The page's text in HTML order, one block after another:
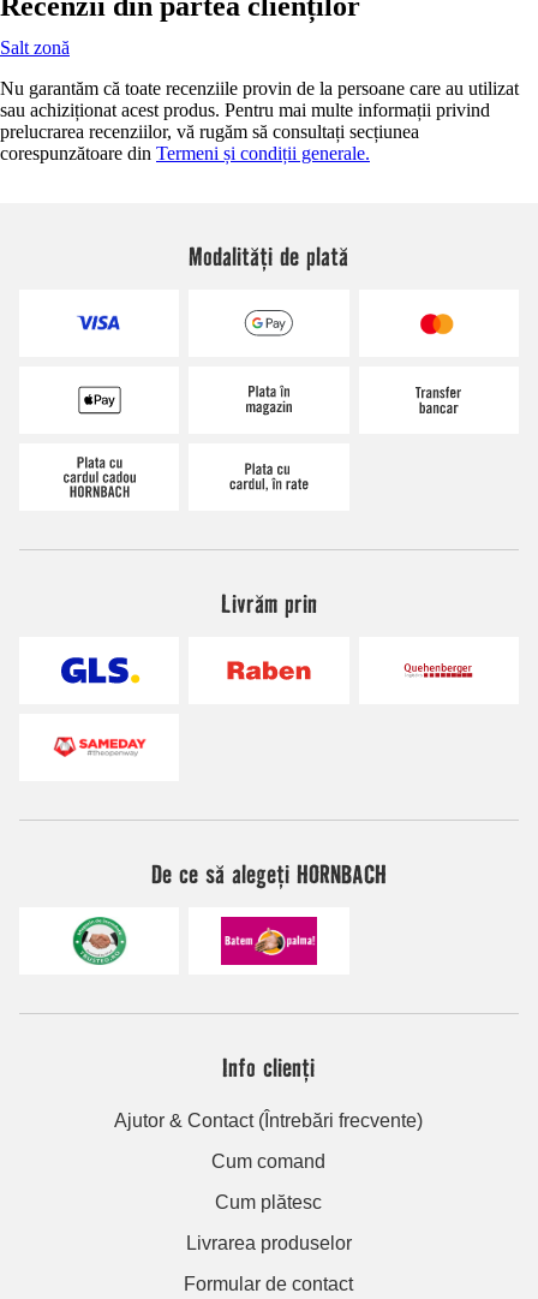
Salt zonă
Nu garantăm că toate recenziile provin de la persoane care au utilizat
sau achiziționat acest produs. Pentru mai multe informații privind
prelucrarea recenziilor, vă rugăm să consultați secțiunea
corespunzătoare din Termeni și condiții generale.
Modalități de plată
Livrăm prin
De ce să alegeți HORNBACH
Info clienți
Ajutor & Contact (Întrebări frecvente)
Cum comand
Cum plătesc
Livrarea produselor
Formular de contact